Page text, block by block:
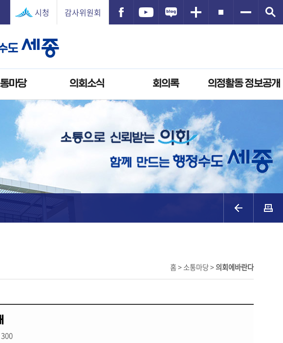
시청 감사위원회
마당 의회소식 회의록 의정활동 정보공개
홈 > 소통마당 >의회에바란다